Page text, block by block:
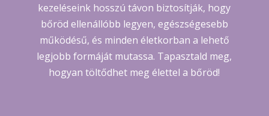
kezeléseink hosszú távon biztosítják, hogy
bőröd ellenállóbb legyen, egészségesebb
működésű, és minden életkorban a lehető
legjobb formáját mutassa. Tapasztald meg,
hogyan töltődhet meg élettel a bőröd!